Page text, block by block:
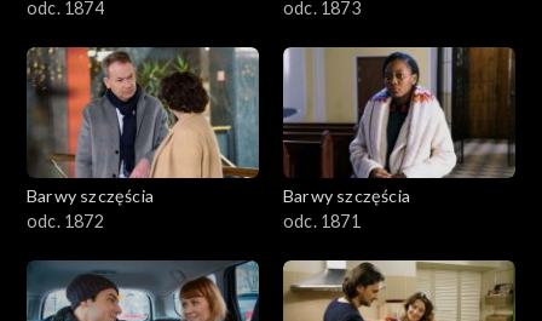
odc. 1874 odc. 1873
Barwy szczęścia
odc. 1872
Barwy szczęścia
odc. 1871